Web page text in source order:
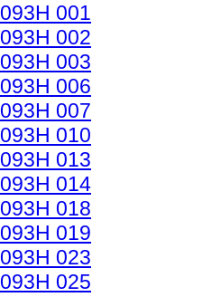
093H 001
093H 002
093H 003
093H 006
093H 007
093H 010
093H 013
093H 014
093H 018
093H 019
093H 023
093H 025